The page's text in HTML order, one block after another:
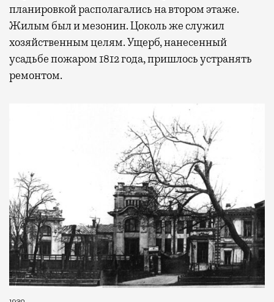
планировкой располагались на втором этаже.
Жилым был и мезонин. Цоколь же служил
хозяйственным целям. Ущерб, нанесенный
усадьбе пожаром 1812 года, пришлось устранять
ремонтом.